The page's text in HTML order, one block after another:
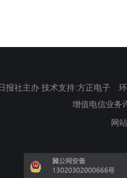
社主办 技术支持:方正电子
增值电信业务
网